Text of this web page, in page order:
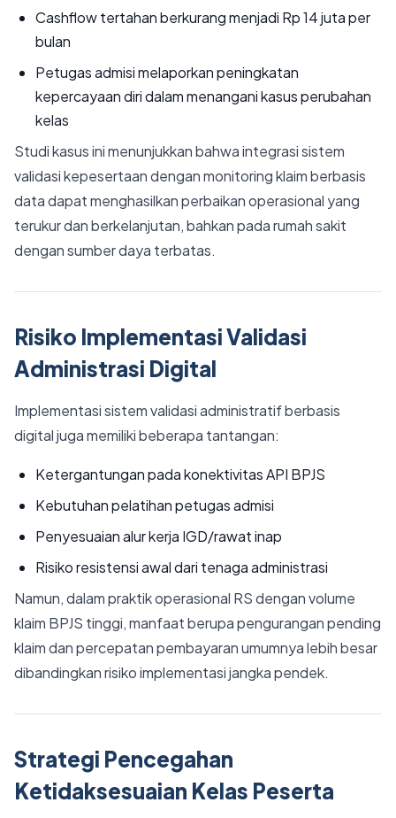
Cashflow tertahan berkurang menjadi Rp 14 juta per
bulan
Petugas admisi melaporkan peningkatan
kepercayaan diri dalam menangani kasus perubahan
kelas
Studi kasus ini menunjukkan bahwa integrasi sistem
validasi kepesertaan dengan monitoring klaim berbasis
data dapat menghasilkan perbaikan operasional yang
terukur dan berkelanjutan, bahkan pada rumah sakit
dengan sumber daya terbatas.
Risiko Implementasi Validasi
Administrasi Digital
Implementasi sistem validasi administratif berbasis
digital juga memiliki beberapa tantangan:
Ketergantungan pada konektivitas API BPJS
Kebutuhan pelatihan petugas admisi
Penyesuaian alur kerja IGD/rawat inap
Risiko resistensi awal dari tenaga administrasi
Namun, dalam praktik operasional RS dengan volume
klaim BPJS tinggi, manfaat berupa pengurangan pending
klaim dan percepatan pembayaran umumnya lebih besar
dibandingkan risiko implementasi jangka pendek.
Strategi Pencegahan
Ketidaksesuaian Kelas Peserta